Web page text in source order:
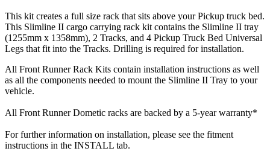
This kit creates a full size rack that sits above your Pickup truck bed.
This Slimline II cargo carrying rack kit contains the Slimline II tray
(1255mm x 1358mm), 2 Tracks, and 4 Pickup Truck Bed Universal
Legs that fit into the Tracks. Drilling is required for installation.
All Front Runner Rack Kits contain installation instructions as well
as all the components needed to mount the Slimline II Tray to your
vehicle.
All Front Runner Dometic racks are backed by a 5‑year warranty*
For further information on installation, please see the fitment
instructions in the INSTALL tab.